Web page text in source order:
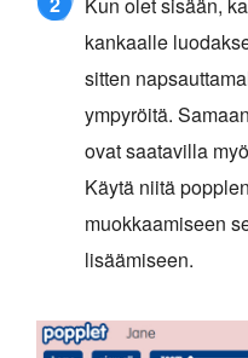
kankaalle
sitten
ympyröitä.
ovat saatavilla
Käytä niitä
muokkaamiseen
lisäämiseen.